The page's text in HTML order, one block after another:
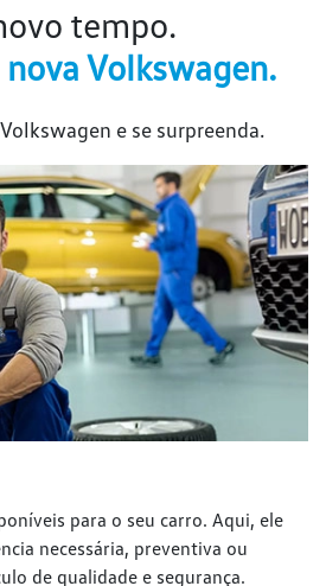
tempo.
Volkswagen.
e se surpreenda.
para o seu carro. Aqui, ele
necessária, preventiva ou
de qualidade e segurança.